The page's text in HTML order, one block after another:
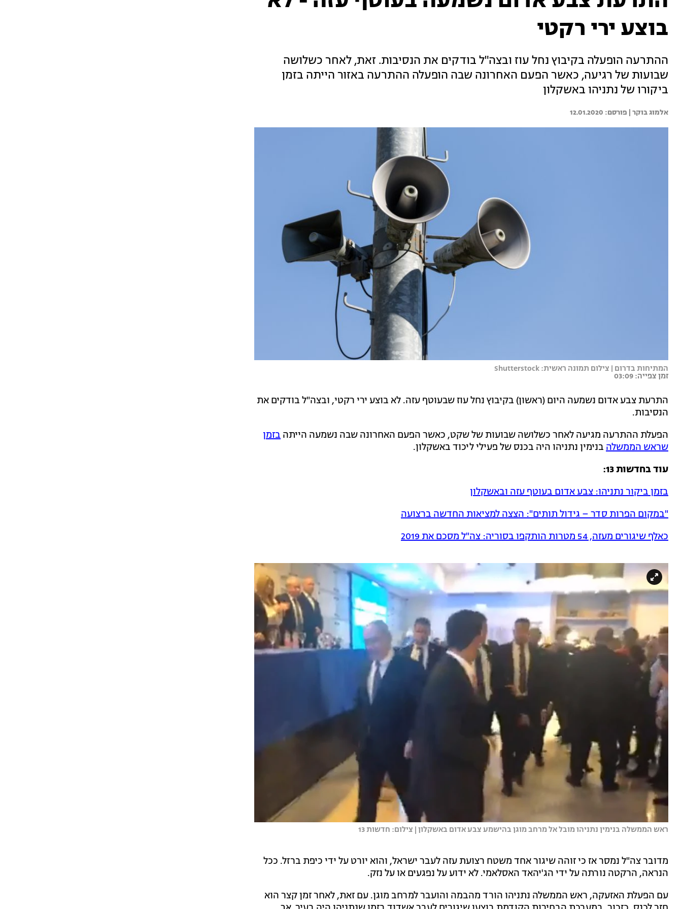
בוצע ירי רקטי
ההתרעה הופעלה בקיבוץ נחל עוז ובצה"ל בודקים את הנסיבות. זאת, לאחר כשלושה
שבועות של רגיעה, כאשר הפעם האחרונה שבה הופעלה ההתרעה באזור הייתה בזמן
ביקורו של נתניהו באשקלון
אלמוג בוקר | 12.01.2020
המתיחות בדרום | צילום תמונה ראשית: Shutterstock
זמן צפייה: 03:09
התרעת צבע אדום נשמעה היום (ראשון) בקיבוץ נחל עוז שבעוטף עזה. לא בוצע ירי רקטי, ובצה"ל בודקים את
הנסיבות.
הפעלת ההתרעה מגיעה לאחר כשלושה שבועות של שקט, כאשר הפעם האחרונה שבה נשמעה הייתה בזמן
שראש הממשלה בנימין נתניהו היה בכנס של פעילי ליכוד באשקלון.
עוד בחדשות 13:
בזמן ביקור נתניהו: צבע אדום בעוטף עזה ובאשקלון
"במקום הפרות סדר – גידול תותים": הצצה למציאות החדשה ברצועה
כאלף שיגורים מעזה, 54 מטרות הותקפו בסוריה: צה"ל מסכם את 2019
ראש הממשלה בנימין נתניהו מובל אל מרחב מוגן בהישמע צבע אדום באשקלון | צילום: חדשות 13
מדובר צה"ל נמסר אז כי זוהה שיגור אחד משטח רצועת עזה לעבר ישראל, והוא יורט על ידי כיפת ברזל. ככל
הנראה, הרקטה נורתה על ידי הג'יהאד האסלאמי. לא ידוע על נפגעים או על נזק.
עם הפעלת האזעקה, ראש הממשלה נתניהו הורד מהבמה והועבר למרחב מוגן. עם זאת, לאחר זמן קצר הוא